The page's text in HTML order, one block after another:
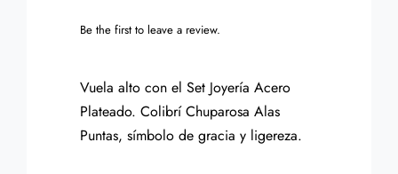
Be the first to leave a review.
Vuela alto con el Set Joyería Acero
Plateado. Colibrí Chuparosa Alas
Puntas, símbolo de gracia y ligereza.